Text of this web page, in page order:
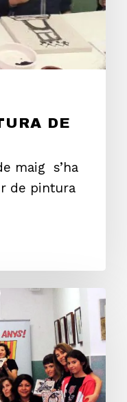
DE
maig s’ha
de pintura